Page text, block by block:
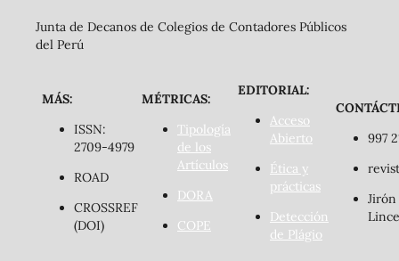
Junta de Decanos de Colegios de Contadores Públicos
del Perú
MÁS:
ISSN:
2709-4979
ROAD
CROSSREF
(DOI)
MÉTRICAS:
Tipología
de los
Artículos
DORA
COPE
EDITORIAL:
Acceso
Abierto
Ética y
prácticas
Detección
de Plágio
997
Jirón